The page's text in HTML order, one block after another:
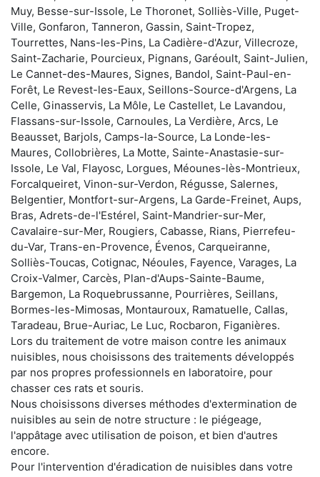
Muy, Besse-sur-Issole, Le Thoronet, Solliès-Ville, Puget-
Ville, Gonfaron, Tanneron, Gassin, Saint-Tropez,
Tourrettes, Nans-les-Pins, La Cadière-d'Azur, Villecroze,
Saint-Zacharie, Pourcieux, Pignans, Garéoult, Saint-Julien,
Le Cannet-des-Maures, Signes, Bandol, Saint-Paul-en-
Forêt, Le Revest-les-Eaux, Seillons-Source-d'Argens, La
Celle, Ginasservis, La Môle, Le Castellet, Le Lavandou,
Flassans-sur-Issole, Carnoules, La Verdière, Arcs, Le
Beausset, Barjols, Camps-la-Source, La Londe-les-
Maures, Collobrières, La Motte, Sainte-Anastasie-sur-
Issole, Le Val, Flayosc, Lorgues, Méounes-lès-Montrieux,
Forcalqueiret, Vinon-sur-Verdon, Régusse, Salernes,
Belgentier, Montfort-sur-Argens, La Garde-Freinet, Aups,
Bras, Adrets-de-l'Estérel, Saint-Mandrier-sur-Mer,
Cavalaire-sur-Mer, Rougiers, Cabasse, Rians, Pierrefeu-
du-Var, Trans-en-Provence, Évenos, Carqueiranne,
Solliès-Toucas, Cotignac, Néoules, Fayence, Varages, La
Croix-Valmer, Carcès, Plan-d'Aups-Sainte-Baume,
Bargemon, La Roquebrussanne, Pourrières, Seillans,
Bormes-les-Mimosas, Montauroux, Ramatuelle, Callas,
Taradeau, Brue-Auriac, Le Luc, Rocbaron, Figanières.
Lors du traitement de votre maison contre les animaux
nuisibles, nous choisissons des traitements développés
par nos propres professionnels en laboratoire, pour
chasser ces rats et souris.
Nous choisissons diverses méthodes d'extermination de
nuisibles au sein de notre structure : le piégeage,
l'appâtage avec utilisation de poison, et bien d'autres
encore.
Pour l'intervention d'éradication de nuisibles dans votre